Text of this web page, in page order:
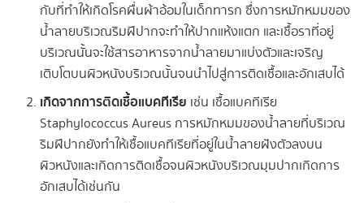
กับที่ทำให้เกิดโรคผื่นผ้าอ้อมในเด็กทารก ซึ่งการหมักหมมของ
น้ำลายบริเวณริมฝีปากจะทำให้ปากแห้งแตก และเชื้อราที่อยู่
บริเวณนั้นจะใช้สารอาหารจากน้ำลายมาแบ่งตัวและเจริญ
เติบโตบนผิวหนังบริเวณนั้นจนนำไปสู่การติดเชื้อและอักเสบได้
เกิดจากการติดเชื้อแบคทีเรีย เช่น เชื้อแบคทีเรีย
Staphylococcus Aureus การหมักหมมของน้ำลายที่บริเวณ
ริมฝีปากยังทำให้เชื้อแบคทีเรียที่อยู่ในน้ำลายฝังตัวลงบน
ผิวหนังและเกิดการติดเชื้อจนผิวหนังบริเวณมุมปากเกิดการ
อักเสบได้เช่นกัน